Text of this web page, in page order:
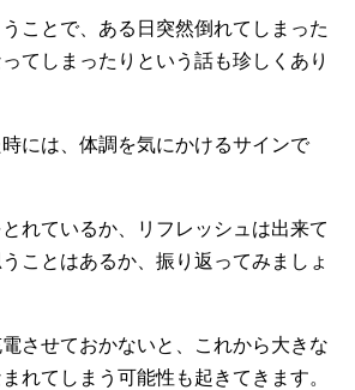
ことで、ある日突然倒れてしまった
てしまったりという話も珍しくあり
には、体調を気にかけるサインで
れているか、リフレッシュは出来て
ことはあるか、振り返ってみましょ
させておかないと、これから大きな
れてしまう可能性も起きてきます。